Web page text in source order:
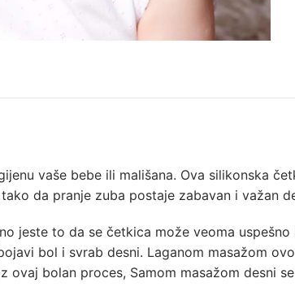
vaše bebe ili mališana. Ova silikonska
da pranje zuba postaje zabavan i važan
jeste to da se četkica može veoma
bol i svrab desni. Laganom masažom
ovaj bolan proces, Samom masažom desni